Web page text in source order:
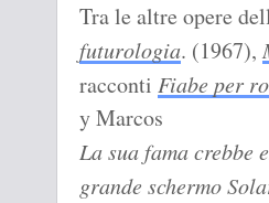
Tra le altre opere
futurologia. (1967),
racconti Fiabe per
y Marcos
La sua fama crebbe
grande schermo